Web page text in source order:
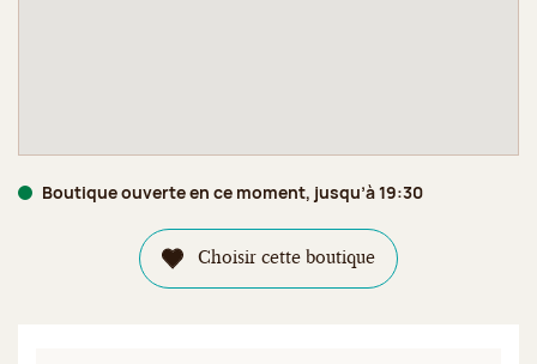
Boutique ouverte en ce moment, jusqu’à 19:30
Choisir cette boutique